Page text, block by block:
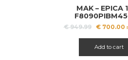
MAK – EPICA
€949.99
Il
era:
€ 949.99.
€700.00Il
Add to cart